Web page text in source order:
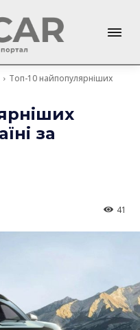
Топ-10 найпопулярніших
за
41